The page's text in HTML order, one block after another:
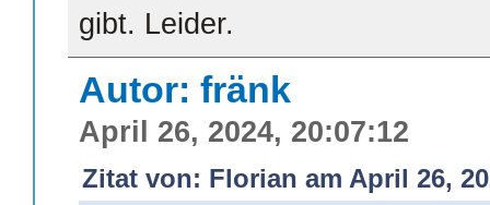
gibt. Leider.
Autor: fränk
April 26, 2024, 20:07:12
Zitat von: Florian am April 26,